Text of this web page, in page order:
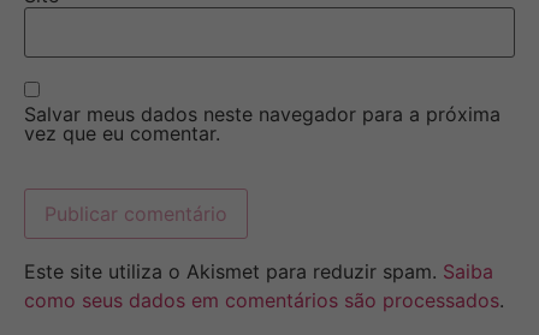
Salvar meus dados neste navegador para a próxima
vez que eu comentar.
Este site utiliza o Akismet para reduzir spam. Saiba
como seus dados em comentários são processados.